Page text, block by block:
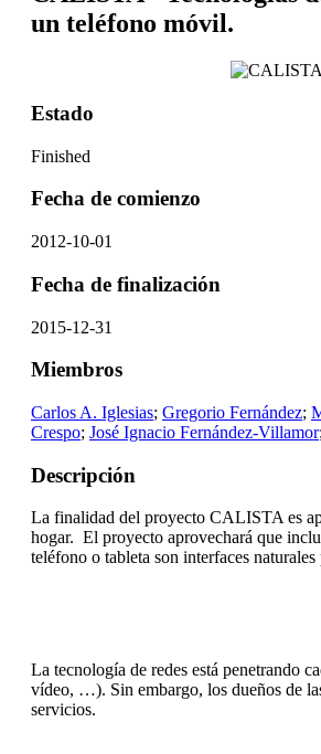
un teléfono móvil.
Estado
Finished
Fecha de comienzo
2012-10-01
Fecha de finalización
2015-12-31
Miembros
Carlos A. Iglesias; Gregorio Fernández;
Crespo; José Ignacio Fernández-Villamor;
Descripción
La finalidad del proyecto CALISTA es
hogar. El proyecto aprovechará que
teléfono o tableta son interfaces naturales
La tecnología de redes está penetrando
vídeo, …). Sin embargo, los dueños de
servicios.